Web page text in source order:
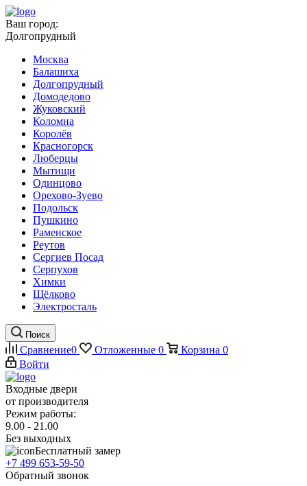
Ваш город:
Долгопрудный
Москва
Балашиха
Долгопрудный
Домодедово
Жуковский
Коломна
Королёв
Красногорск
Люберцы
Мытищи
Одинцово
Орехово-Зуево
Подольск
Пушкино
Раменское
Реутов
Сергиев Посад
Серпухов
Химки
Щёлково
Электросталь
Поиск
Сравнение0 Отложенные 0 Корзина 0
Войти
Входные двери
от производителя
Режим работы:
9.00 - 21.00
Без выходных
Бесплатный замер
+7 499 653-59-50
Обратный звонок